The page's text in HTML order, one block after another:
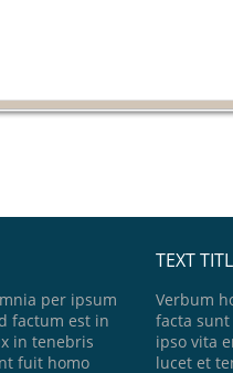
per ipsum
factum est in
in tenebris
fuit homo
TEXT
Verbum
facta
ipso vita
lucet et